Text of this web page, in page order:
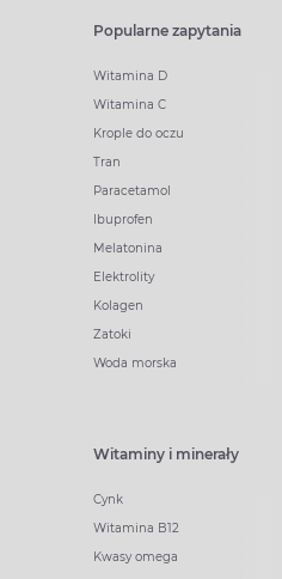
Popularne zapytania
Witamina D
Witamina C
Krople do oczu
Tran
Paracetamol
Ibuprofen
Melatonina
Elektrolity
Kolagen
Zatoki
Woda morska
Witaminy i minerały
Cynk
Witamina B12
Kwasy omega